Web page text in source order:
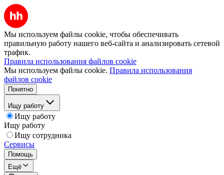
Мы используем файлы cookie, чтобы обеспечивать
правильную работу нашего веб-сайта и анализировать сетевой
трафик.
Правила использования файлов cookie
Мы используем файлы cookie. Правила использования
файлов cookie
Понятно
Ищу работу
Ищу работу
Ищу работу
Ищу сотрудника
Сервисы
Помощь
Ещё